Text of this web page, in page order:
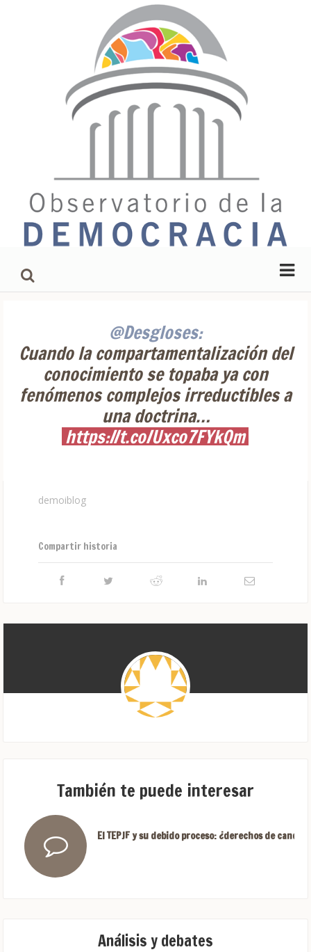
@Desgloses:
Cuando la compartamentalización del
conocimiento se topaba ya con
fenómenos complejos irreductibles a
una doctrina…
https://t.co/Uxco7FYkQm
demoiblog
Compartir historia
También te puede interesar
El TEPJF y su debido proceso: ¿derechos de
Análisis y debates